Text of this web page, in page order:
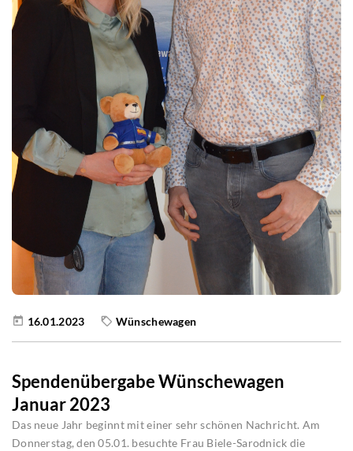
16.01.2023 Wünschewagen
Spendenübergabe Wünschewagen
Januar 2023
Das neue Jahr beginnt mit einer sehr schönen Nachricht. Am
Donnerstag, den 05.01. besuchte Frau Biele-Sarodnick die